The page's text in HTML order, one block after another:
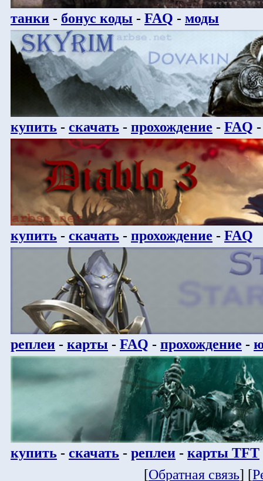
танки - бонус коды - FAQ - моды
купить - скачать - прохождение - FAQ
купить - скачать - прохождение - FAQ
реплеи - карты - FAQ - прохождение -
купить - скачать - реплеи - карты TFT
[Обратная связь] [